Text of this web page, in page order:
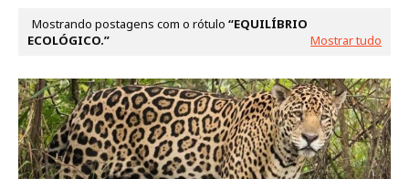
Mostrando postagens com o rótulo
EQUILÍBRIO
ECOLÓGICO.
Mostrar tudo